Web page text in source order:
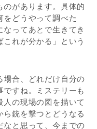
のがあります。具体的
どうやって調べた
ってあとで生きてき
れが分かる」という
場合、どれだけ自分の
すね。ミステリーも
の現場の図を描いて
銃を撃つとどうなる
と思って、今までの